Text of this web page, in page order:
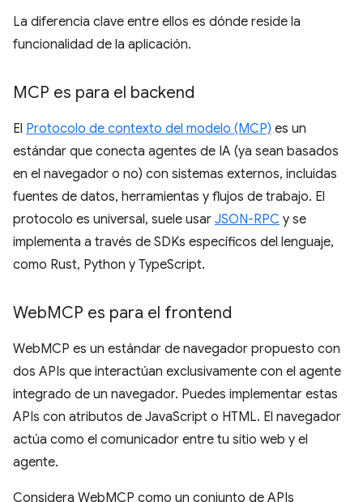
La diferencia clave entre ellos es dónde reside la
funcionalidad de la aplicación.
MCP es para el backend
El Protocolo de contexto del modelo (MCP) es un
estándar que conecta agentes de IA (ya sean basados
en el navegador o no) con sistemas externos, incluidas
fuentes de datos, herramientas y flujos de trabajo. El
protocolo es universal, suele usar JSON-RPC y se
implementa a través de SDKs específicos del lenguaje,
como Rust, Python y TypeScript.
WebMCP es para el frontend
WebMCP es un estándar de navegador propuesto con
dos APIs que interactúan exclusivamente con el agente
integrado de un navegador. Puedes implementar estas
APIs con atributos de JavaScript o HTML. El navegador
actúa como el comunicador entre tu sitio web y el
agente.
Considera WebMCP como un conjunto de APIs